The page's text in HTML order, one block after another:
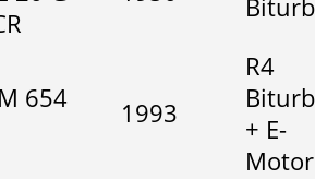
654
1993
R4
+ E-
Motor